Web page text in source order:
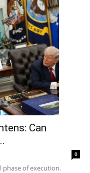
Can
0
phase of execution.